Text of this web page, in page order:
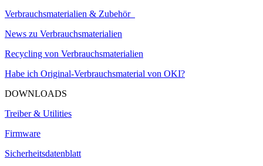
Verbrauchsmaterialien & Zubehör
News zu Verbrauchsmaterialien
Recycling von Verbrauchsmaterialien
Habe ich Original-Verbrauchsmaterial von OKI?
DOWNLOADS
Treiber & Utilities
Firmware
Sicherheitsdatenblatt